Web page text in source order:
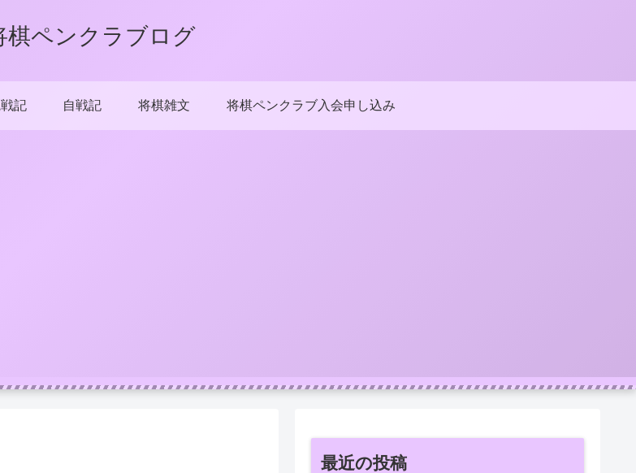
棋ペンクラブログ
記 自戦記 将棋雑文 将棋ペンクラブ入会申し込み
最近の投稿